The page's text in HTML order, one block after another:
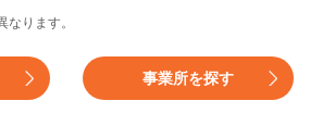
ります。
事業所を探す